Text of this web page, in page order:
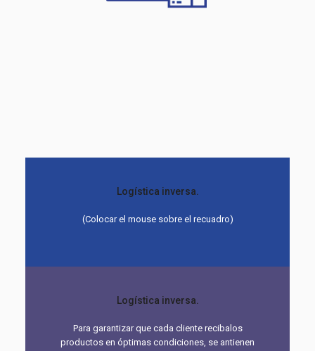
Logística inversa.
(Colocar el mouse sobre el recuadro)
Logística inversa.
Para garantizar que cada cliente recibalos
productos en óptimas condiciones, se antienen